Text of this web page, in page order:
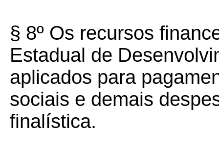
§ 8º Os recursos
Estadual de
aplicados para
sociais e demais
finalística.